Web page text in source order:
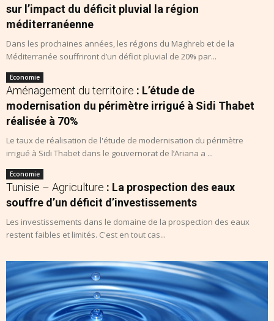
sur l’impact du déficit pluvial la région
méditerranéenne
Dans les prochaines années, les régions du Maghreb et de la
Méditerranée souffriront d’un déficit pluvial de 20% par...
Economie
Aménagement du territoire : L’étude de
modernisation du périmètre irrigué à Sidi Thabet
réalisée à 70%
Le taux de réalisation de l'étude de modernisation du périmètre
irrigué à Sidi Thabet dans le gouvernorat de l’Ariana a ...
Economie
Tunisie – Agriculture : La prospection des eaux
souffre d’un déficit d’investissements
Les investissements dans le domaine de la prospection des eaux
restent faibles et limités. C'est en tout cas...